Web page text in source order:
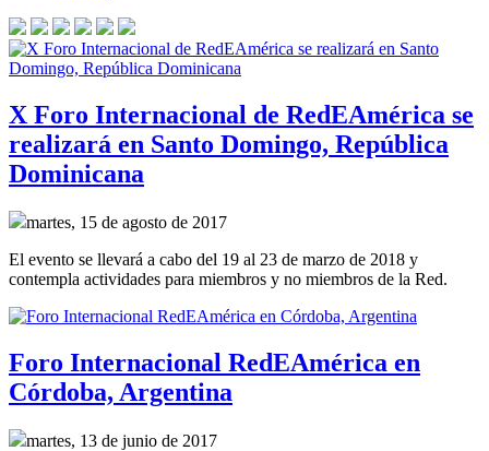
X Foro Internacional de RedEAmérica se
realizará en Santo Domingo, República
Dominicana
martes, 15 de agosto de 2017
El evento se llevará a cabo del 19 al 23 de marzo de 2018 y
contempla actividades para miembros y no miembros de la Red.
Foro Internacional RedEAmérica en
Córdoba, Argentina
martes, 13 de junio de 2017